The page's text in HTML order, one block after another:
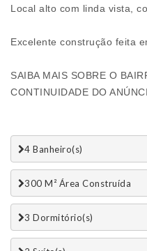
Local alto com linda vista,
Excelente construção feita
SAIBA MAIS SOBRE O
CONTINUIDADE DO
4 Banheiro(s)
300 M² Área Construída
3 Dormitório(s)